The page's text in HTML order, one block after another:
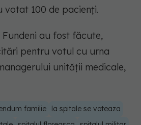
votat 100 de pacienţi.
au fost făcute,
pentru votul cu urna
unităţii medicale,
familie
la spitale se voteaza